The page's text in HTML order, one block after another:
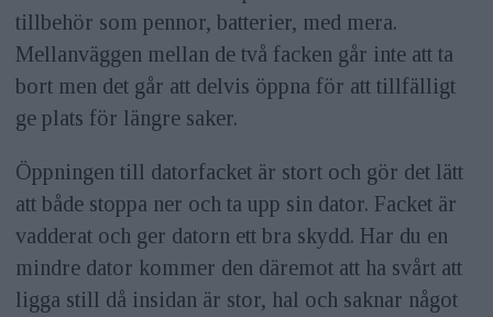
tillbehör som pennor, batterier, med mera.
Mellanväggen mellan de två facken går inte att ta
bort men det går att delvis öppna för att tillfälligt
ge plats för längre saker.
Öppningen till datorfacket är stort och gör det lätt
att både stoppa ner och ta upp sin dator. Facket är
vadderat och ger datorn ett bra skydd. Har du en
mindre dator kommer den däremot att ha svårt att
ligga still då insidan är stor, hal och saknar något